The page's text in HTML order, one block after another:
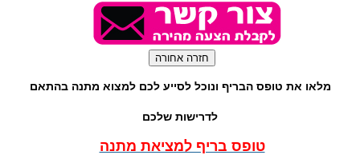
מלאו את טופס הבריף ונוכל לסייע לכם למצוא מתנה בהתאם
לדרישות שלכם
טופס בריף למציאת מתנה